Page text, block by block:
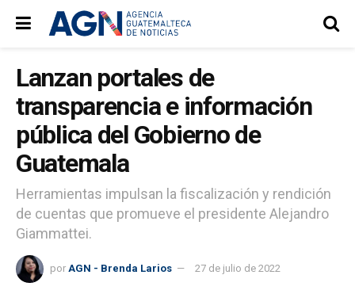
Lanzan portales de
transparencia e información
pública del Gobierno de
Guatemala
Herramientas impulsan la fiscalización y rendición
de cuentas que promueve el presidente Alejandro
Giammattei.
por AGN - Brenda Larios 27 de julio de 2022